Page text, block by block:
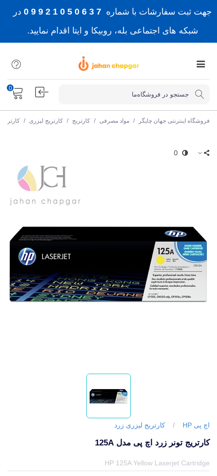
جهت ثبت سفارشات با شماره 7 3 6 0 5 0 1 2 9 9 0
در
شبکه های اجتماعی بله، روبیکا و ایتا اقدام نمایید.
0
فروشگاه اینترنتی جهان چاپگر / مواد مصرفی / کارتریج / کارتریج لیزری /
0
اچ پی HP / کارتریج لیزری زرد
کارتریج تونر زرد اچ پی مدل 125A
HP 125A Yellow Laserjet Cartridge